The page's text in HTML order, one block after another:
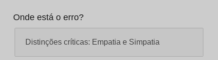
Onde está o erro?